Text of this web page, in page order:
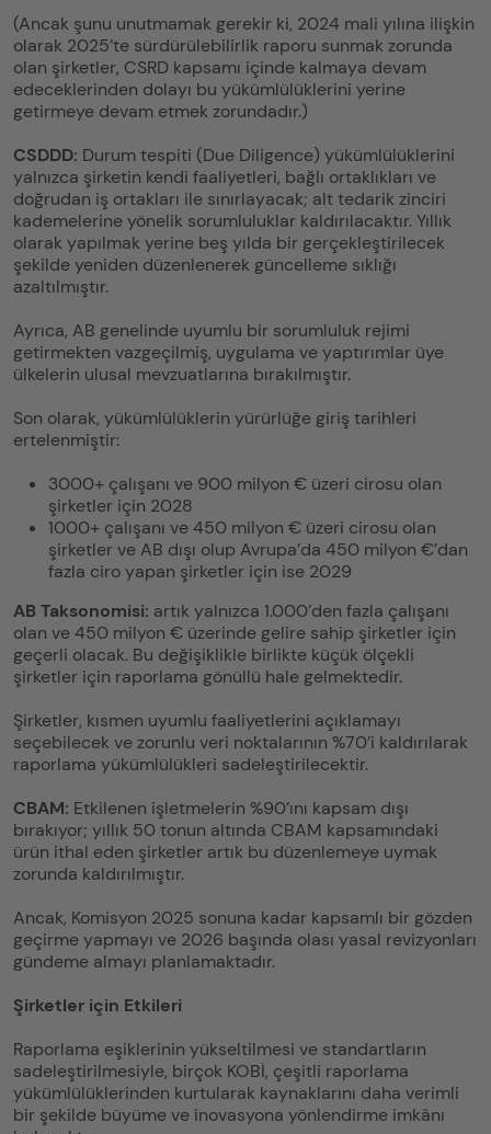
(Ancak şunu unutmamak gerekir ki, 2024 mali yılına ilişkin
olarak 2025’te sürdürülebilirlik raporu sunmak zorunda
olan şirketler, CSRD kapsamı içinde kalmaya devam
edeceklerinden dolayı bu yükümlülüklerini yerine
getirmeye devam etmek zorundadır.)
CSDDD: Durum tespiti (Due Diligence) yükümlülüklerini
yalnızca şirketin kendi faaliyetleri, bağlı ortaklıkları ve
doğrudan iş ortakları ile sınırlayacak; alt tedarik zinciri
kademelerine yönelik sorumluluklar kaldırılacaktır. Yıllık
olarak yapılmak yerine beş yılda bir gerçekleştirilecek
şekilde yeniden düzenlenerek güncelleme sıklığı
azaltılmıştır.
Ayrıca, AB genelinde uyumlu bir sorumluluk rejimi
getirmekten vazgeçilmiş, uygulama ve yaptırımlar üye
ülkelerin ulusal mevzuatlarına bırakılmıştır.
Son olarak, yükümlülüklerin yürürlüğe giriş tarihleri
ertelenmiştir:
3000+ çalışanı ve 900 milyon € üzeri cirosu olan
şirketler için 2028
1000+ çalışanı ve 450 milyon € üzeri cirosu olan
şirketler ve AB dışı olup Avrupa’da 450 milyon €’dan
fazla ciro yapan şirketler için ise 2029
AB Taksonomisi: artık yalnızca 1.000’den fazla çalışanı
olan ve 450 milyon € üzerinde gelire sahip şirketler için
geçerli olacak. Bu değişiklikle birlikte küçük ölçekli
şirketler için raporlama gönüllü hale gelmektedir.
Şirketler, kısmen uyumlu faaliyetlerini açıklamayı
seçebilecek ve zorunlu veri noktalarının %70’i kaldırılarak
raporlama yükümlülükleri sadeleştirilecektir.
CBAM: Etkilenen işletmelerin %90’ını kapsam dışı
bırakıyor; yıllık 50 tonun altında CBAM kapsamındaki
ürün ithal eden şirketler artık bu düzenlemeye uymak
zorunda kaldırılmıştır.
Ancak, Komisyon 2025 sonuna kadar kapsamlı bir gözden
geçirme yapmayı ve 2026 başında olası yasal revizyonları
gündeme almayı planlamaktadır.
Şirketler için Etkileri
Raporlama eşiklerinin yükseltilmesi ve standartların
sadeleştirilmesiyle, birçok KOBİ, çeşitli raporlama
yükümlülüklerinden kurtularak kaynaklarını daha verimli
bir şekilde büyüme ve inovasyona yönlendirme imkânı